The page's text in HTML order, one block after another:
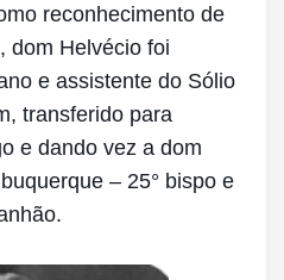
reconhecimento de
dom Helvécio foi
e assistente do Sólio
transferido para
e dando vez a dom
– 25° bispo e